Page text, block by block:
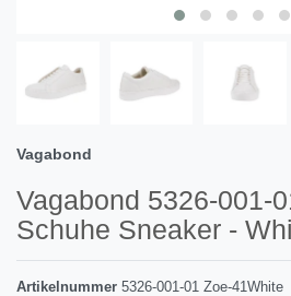
Vagabond
Vagabond 5326-001-
Schuhe Sneaker -
Artikelnummer 5326-001-01 Zoe-41White